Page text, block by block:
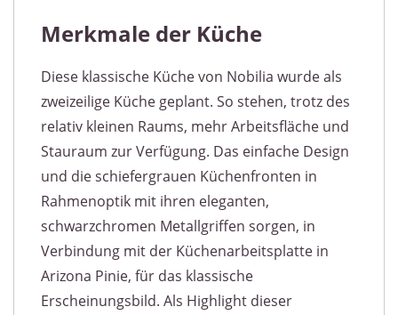
Merkmale der Küche
Diese klassische Küche von Nobilia wurde als
zweizeilige Küche geplant. So stehen, trotz des
relativ kleinen Raums, mehr Arbeitsfläche und
Stauraum zur Verfügung. Das einfache Design
und die schiefergrauen Küchenfronten in
Rahmenoptik mit ihren eleganten,
schwarzchromen Metallgriffen sorgen, in
Verbindung mit der Küchenarbeitsplatte in
Arizona Pinie, für das klassische
Erscheinungsbild. Als Highlight dieser